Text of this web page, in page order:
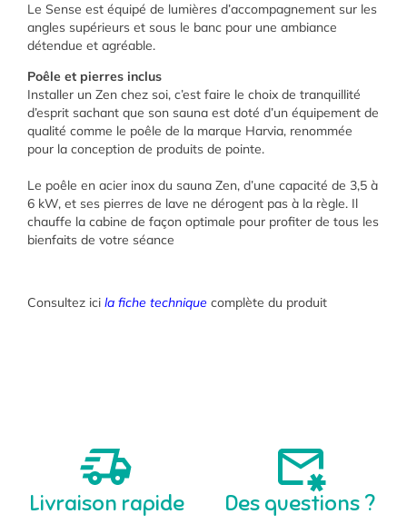
Le Sense est équipé de lumières d’accompagnement sur les
angles supérieurs et sous le banc pour une ambiance
détendue et agréable.
Poêle et pierres inclus
Installer un Zen chez soi, c’est faire le choix de tranquillité
d’esprit sachant que son sauna est doté d’un équipement de
qualité comme le poêle de la marque Harvia, renommée
pour la conception de produits de pointe.
Le poêle en acier inox du sauna Zen, d’une capacité de 3,5 à
6 kW, et ses pierres de lave ne dérogent pas à la règle. Il
chauffe la cabine de façon optimale pour profiter de tous les
bienfaits de votre séance
Consultez ici la fiche technique complète du produit
Livraison rapide Des questions ?